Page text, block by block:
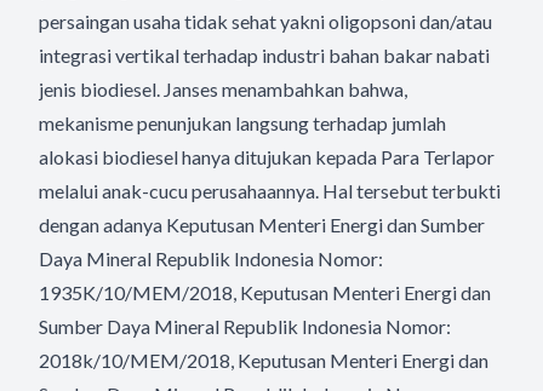
persaingan usaha tidak sehat yakni oligopsoni dan/atau
integrasi vertikal terhadap industri bahan bakar nabati
jenis biodiesel. Janses menambahkan bahwa,
mekanisme penunjukan langsung terhadap jumlah
alokasi biodiesel hanya ditujukan kepada Para Terlapor
melalui anak-cucu perusahaannya. Hal tersebut terbukti
dengan adanya Keputusan Menteri Energi dan Sumber
Daya Mineral Republik Indonesia Nomor:
1935K/10/MEM/2018, Keputusan Menteri Energi dan
Sumber Daya Mineral Republik Indonesia Nomor:
2018k/10/MEM/2018, Keputusan Menteri Energi dan